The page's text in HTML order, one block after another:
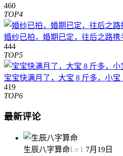
460
TOP4
婚纱已拍，婚期已定，往后之路携
444
TOP5
宝宝快满月了，大宝 8 斤多，小宝
419
TOP6
最新评论
生辰八字算命Lv1 7月19日